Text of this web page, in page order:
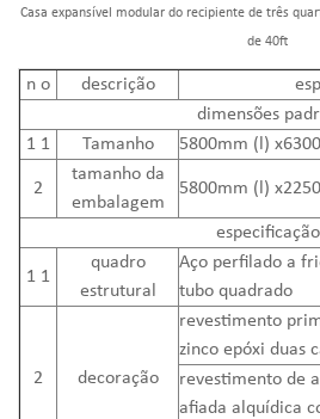
Casa expansível modular do recipiente de três
de 40ft
n o descrição
dimensões
1 1
Tamanho 5800mm (l)
2
tamanho da
embalagem
5800mm (l)
especificação
1 1
quadro
estrutural
Aço perfilado a
tubo quadrado
2 decoração
revestimento
zinco epóxi duas
revestimento de
afiada alquídica